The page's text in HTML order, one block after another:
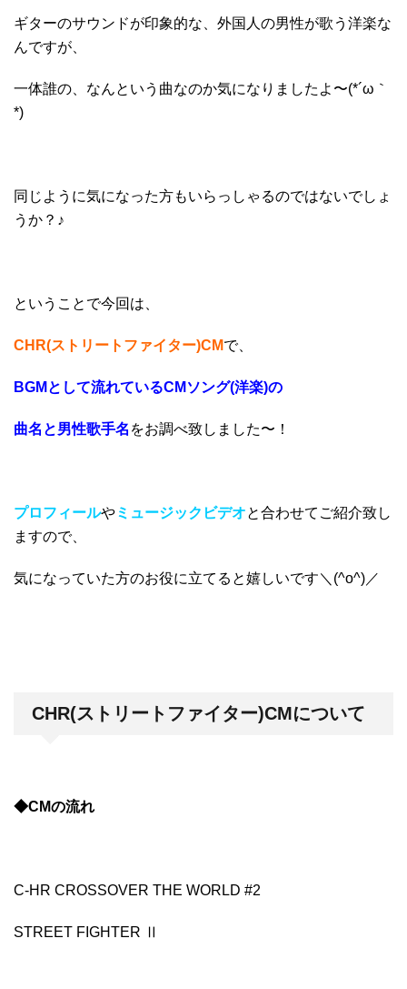
ギターのサウンドが印象的な、外国人の男性が歌う洋楽な
んですが、
一体誰の、なんという曲なのか気になりましたよ〜(*´ω｀
*)
同じように気になった方もいらっしゃるのではないでしょ
うか？♪
ということで今回は、
CHR(ストリートファイター)CMで、
BGMとして流れているCMソング(洋楽)の
曲名と男性歌手名 をお調べ致しました〜！
プロフィールやミュージックビデオと合わせてご紹介致し
ますので、
気になっていた方のお役に立てると嬉しいです＼(^o^)／
CHR(ストリートファイター)CMについて
◆CMの流れ
C-HR CROSSOVER THE WORLD #2
STREET FIGHTER Ⅱ